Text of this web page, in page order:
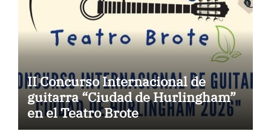
II Concurso Internacional de
guitarra “Ciudad de Hurlingham”
en el Teatro Brote